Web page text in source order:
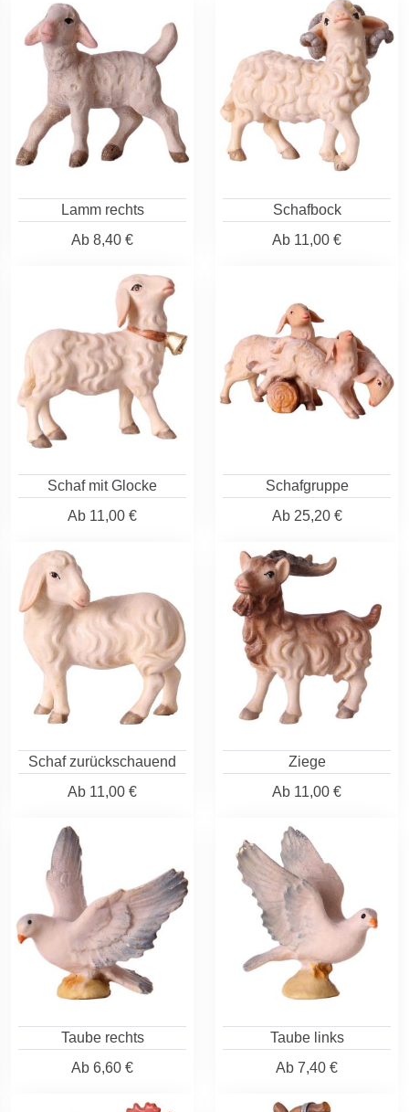
Lamm rechts
Ab 8,40 €
Schafbock
Ab 11,00 €
Schaf mit Glocke
Ab 11,00 €
Schafgruppe
Ab25,20 €
Schaf zurückschauend
Ab 11,00 €
Ziege
Ab 11,00 €
Taube rechts
Ab 6,60 €
Taube links
Ab 7,40 €